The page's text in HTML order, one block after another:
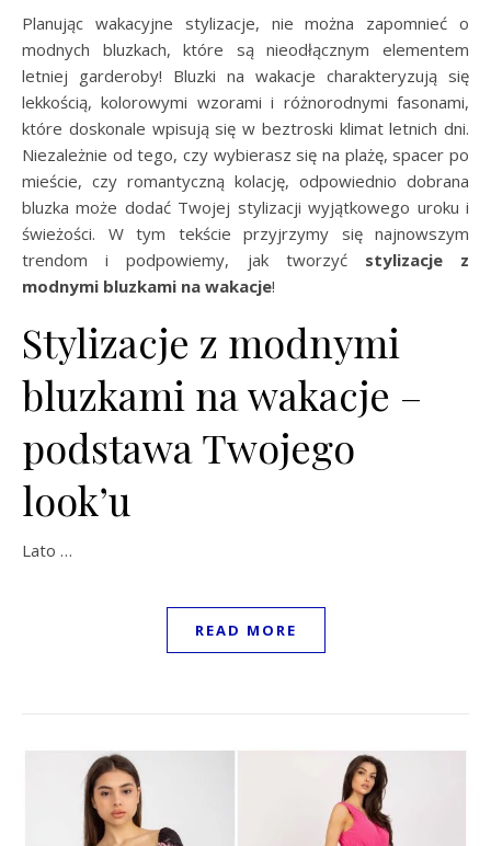
Planując wakacyjne stylizacje, nie można zapomnieć o
modnych bluzkach, które są nieodłącznym elementem
letniej garderoby! Bluzki na wakacje charakteryzują się
lekkością, kolorowymi wzorami i różnorodnymi fasonami,
które doskonale wpisują się w beztroski klimat letnich dni.
Niezależnie od tego, czy wybierasz się na plażę, spacer po
mieście, czy romantyczną kolację, odpowiednio dobrana
bluzka może dodać Twojej stylizacji wyjątkowego uroku i
świeżości. W tym tekście przyjrzymy się najnowszym
trendom i podpowiemy, jak tworzyć stylizacje z
modnymi bluzkami na wakacje!
Stylizacje z modnymi
bluzkami na wakacje –
podstawa Twojego
look’u
Lato …
READ MORE